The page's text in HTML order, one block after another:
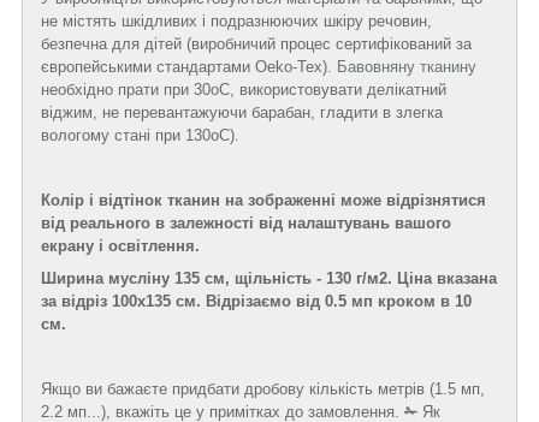
не містять шкідливих і подразнюючих шкіру речовин,
безпечна для дітей (виробничий процес сертифікований за
європейськими стандартами Oeko-Tex).
Бавовняну тканину
необхідно прати при 30оС, використовувати делікатний
віджим, не перевантажуючи барабан, гладити в злегка
вологому стані при 130оС).
Колір і відтінок тканин на зображенні може відрізнятися
від реального в залежності від налаштувань вашого
екрану і освітлення.
Ширина мусліну 135 см, щільність - 130 г/м2. Ціна вказана
за відріз 100х135 см. Відрізаємо від 0.5 мп кроком в 10
см.
Якщо ви бажаєте придбати дробову кількість метрів (1.5 мп,
2.2 мп...), вкажіть це у примітках до замовлення. ✁ Як